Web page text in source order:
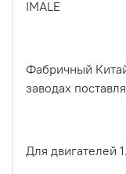
IMALE
Фабричный
заводах
Для двигателей